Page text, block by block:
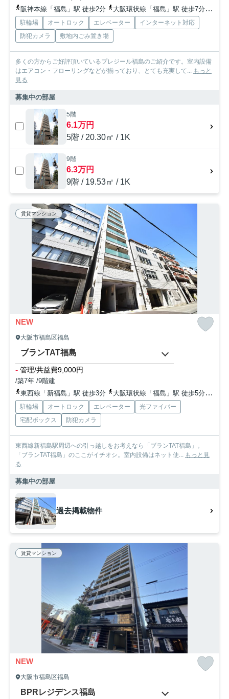
阪神本線「福島」駅 徒歩2分
大阪環状線「福島」駅 徒歩7分
駐輪場 オートロック エレベーター
インターネット対応
防犯カメラ
敷地内ごみ置き場
多くの方からご好評頂いているプレジール福島のご紹介です。室内設備
はエアコン・フローリングなどが揃っており、とても充実して... もっと
見る
募集中の部屋
5階
6.1万円
5階 / 20.30㎡ / 1K
9階
6.3万円
9階 / 19.53㎡ / 1K
賃貸マンション
NEW
大阪市福島区福島
ブランTAT福島
- 管理/共益費9,000円
/築7年 /9階建
東西線「新福島」駅 徒歩3分
大阪環状線「福島」駅 徒歩5分
駐輪場 オートロック エレベーター
光ファイバー
宅配ボックス
防犯カメラ
東西線新福島駅周辺への引っ越しをお考えなら「ブランTAT福島」。
「ブランTAT福島」のここがイチオシ。室内設備はネット使... もっと見
る
募集中の部屋
過去掲載物件
賃貸マンション
NEW
大阪市福島区福島
BPRレジデンス福島